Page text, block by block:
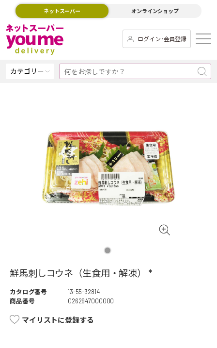
ネットスーパー オンラインショップ
ログイン･会員登録
カテゴリー
鮮馬刺しコウネ（生食用・解凍） *
カタログ番号
13-55-32814
商品番号
0262947000000
マイリストに登録する